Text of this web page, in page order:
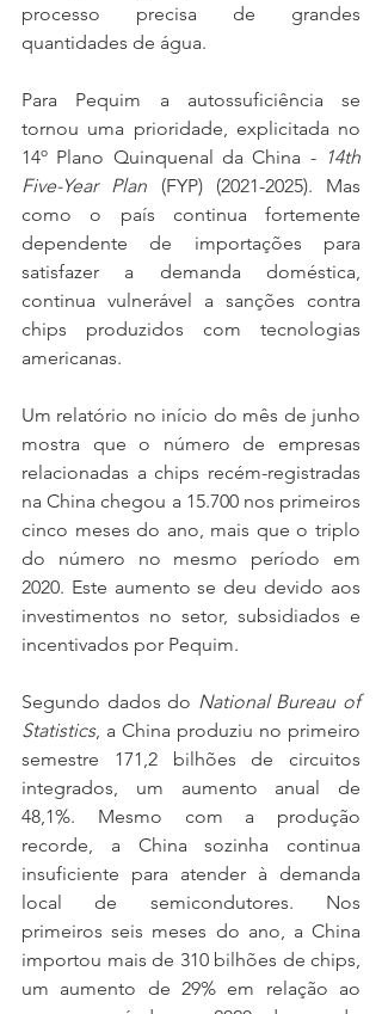
processo precisa de grandes
quantidades de água.
Para Pequim a autossuficiência se
tornou uma prioridade, explicitada no
14º Plano Quinquenal da China - 14th
Five-Year Plan (FYP) (2021-2025). Mas
como o país continua fortemente
dependente de importações para
satisfazer a demanda doméstica,
continua vulnerável a sanções contra
chips produzidos com tecnologias
americanas.
Um relatório no início do mês de junho
mostra que o número de empresas
relacionadas a chips recém-registradas
na China chegou a 15.700 nos primeiros
cinco meses do ano, mais que o triplo
do número no mesmo período em
2020. Este aumento se deu devido aos
investimentos no setor, subsidiados e
incentivados por Pequim.
Segundo dados do National Bureau of
Statistics, a China produziu no primeiro
semestre 171,2 bilhões de circuitos
integrados, um aumento anual de
48,1%. Mesmo com a produção
recorde, a China sozinha continua
insuficiente para atender à demanda
local de semicondutores. Nos
primeiros seis meses do ano, a China
importou mais de 310 bilhões de chips,
um aumento de 29% em relação ao